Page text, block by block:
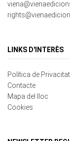
Política de Privacitat
Mapa del lloc
Cookies